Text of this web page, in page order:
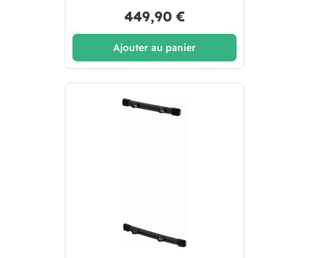
449,90 €
Ajouter au panier